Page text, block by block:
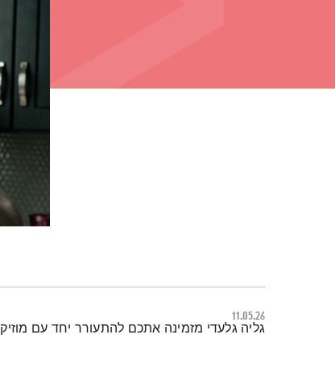
11.05.26
תמצית הפודקאסט
גליה גלעדי מזמינה אתכם להתעורר יחד עם